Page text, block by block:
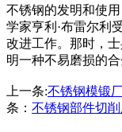
不锈钢的发明和使
学家亨利·布雷尔利
改进工作。那时，
明一种不易磨损的合
上一条:不锈钢模锻
条： 不锈钢部件切